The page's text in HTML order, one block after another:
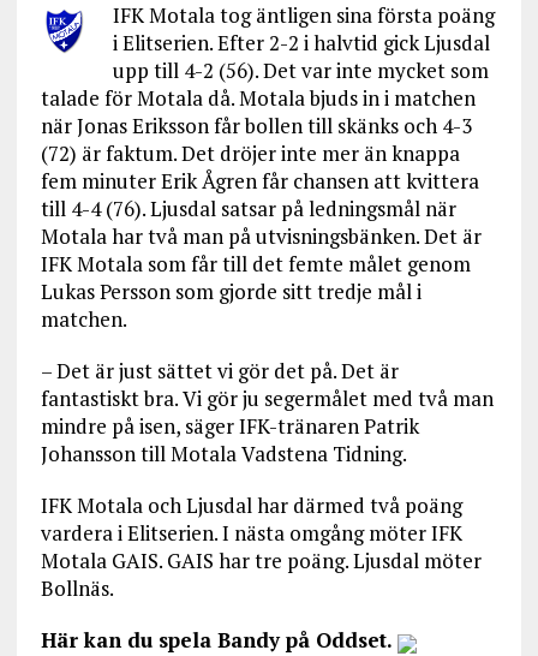
IFK Motala tog äntligen sina första poäng
i Elitserien. Efter 2-2 i halvtid gick Ljusdal
upp till 4-2 (56). Det var inte mycket som
talade för Motala då. Motala bjuds in i matchen
när Jonas Eriksson får bollen till skänks och 4-3
(72) är faktum. Det dröjer inte mer än knappa
fem minuter Erik Ågren får chansen att kvittera
till 4-4 (76). Ljusdal satsar på ledningsmål när
Motala har två man på utvisningsbänken. Det är
IFK Motala som får till det femte målet genom
Lukas Persson som gjorde sitt tredje mål i
matchen.
– Det är just sättet vi gör det på. Det är
fantastiskt bra. Vi gör ju segermålet med två man
mindre på isen, säger IFK-tränaren Patrik
Johansson till Motala Vadstena Tidning.
IFK Motala och Ljusdal har därmed två poäng
vardera i Elitserien. I nästa omgång möter IFK
Motala GAIS. GAIS har tre poäng. Ljusdal möter
Bollnäs.
Här kan du spela Bandy på Oddset.